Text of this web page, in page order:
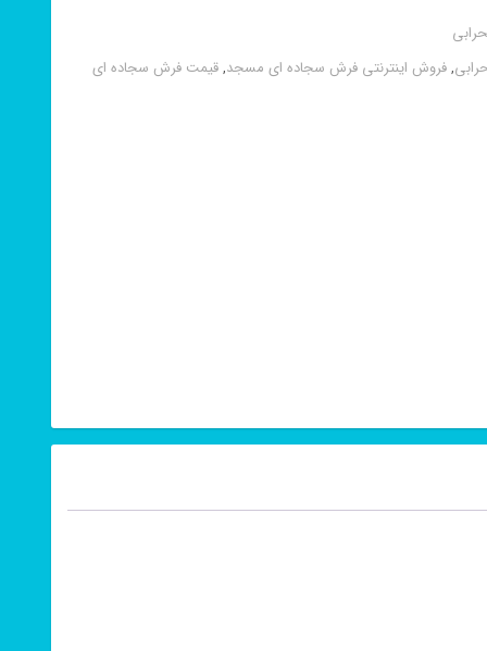
,فروش اینترنتی فرش سجاده ای مسجد,قیمت فرش سجاده ای